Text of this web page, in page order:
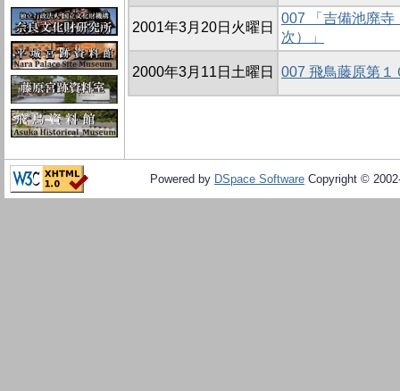
2001年3月20日火曜日
007 「吉備池廃
次）」
2000年3月11日土曜日 007 飛鳥藤原第
Powered by DSpace Software Copyright ©